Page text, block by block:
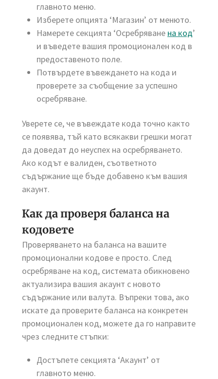
главното меню.
Изберете опцията ‘Магазин’ от менюто.
Намерете секцията ‘Осребряване на код’
и въведете вашия промоционален код в
предоставеното поле.
Потвърдете въвеждането на кода и
проверете за съобщение за успешно
осребряване.
Уверете се, че въвеждате кода точно както
се появява, тъй като всякакви грешки могат
да доведат до неуспех на осребряването.
Ако кодът е валиден, съответното
съдържание ще бъде добавено към вашия
акаунт.
Как да проверя баланса на
кодовете
Проверяването на баланса на вашите
промоционални кодове е просто. След
осребряване на код, системата обикновено
актуализира вашия акаунт с новото
съдържание или валута. Въпреки това, ако
искате да проверите баланса на конкретен
промоционален код, можете да го направите
чрез следните стъпки:
Достъпете секцията ‘Акаунт’ от
главното меню.